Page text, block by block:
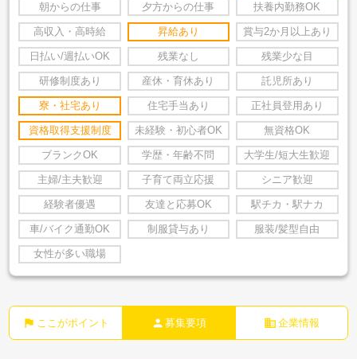
朝からの仕事 夕方からの仕事 扶養内勤務OK
高収入・高時給 昇給あり 賞与2か月以上あり
日払い/週払いOK 残業なし 残業少な目
研修制度あり 産休・育休あり 託児所あり
寮・社宅あり 住宅手当あり 正社員登用あり
資格取得支援制度 未経験・初心者OK 無資格OK
ブランクOK 学歴・年齢不問 大学生/短大生歓迎
主婦/主夫歓迎 子育て両立応援 シニア歓迎
経験者優遇 友達と応募OK 駅チカ・駅ナカ
車/バイク通勤OK 制服貸与あり 服装/髪型自由
女性が多い職場
flag ここがポイント person 募集要項 business 企業情報